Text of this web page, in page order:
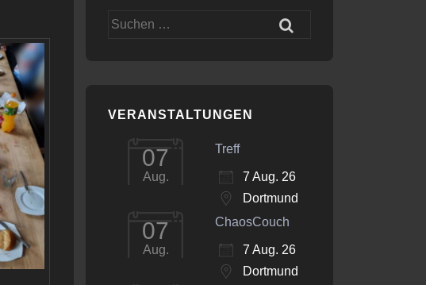
Suchen
VERANSTALTUNGEN
07
Aug.
Treff
7 Aug. 26
Dortmund
07
Aug.
ChaosCouch
7 Aug. 26
Dortmund